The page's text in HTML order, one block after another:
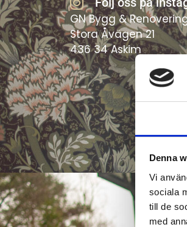
Denna
Vi
sociala
till de
med
GN Bygg &
Stora Åvägen 21
436 34 Askim